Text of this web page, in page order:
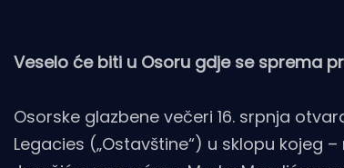
Veselo će biti u Osoru gdje se sprema
Osorske glazbene večeri 16. srpnja
Legacies („Ostavštine“) u sklopu kojeg